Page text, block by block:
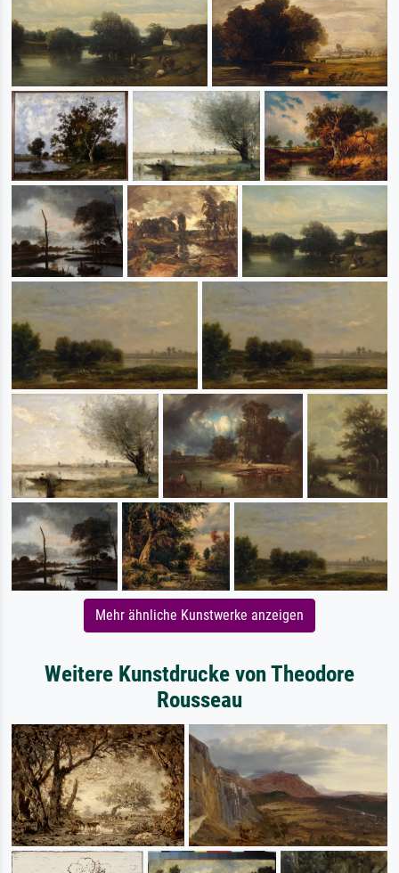
Mehr ähnliche Kunstwerke anzeigen
Weitere Kunstdrucke von Theodore
Rousseau